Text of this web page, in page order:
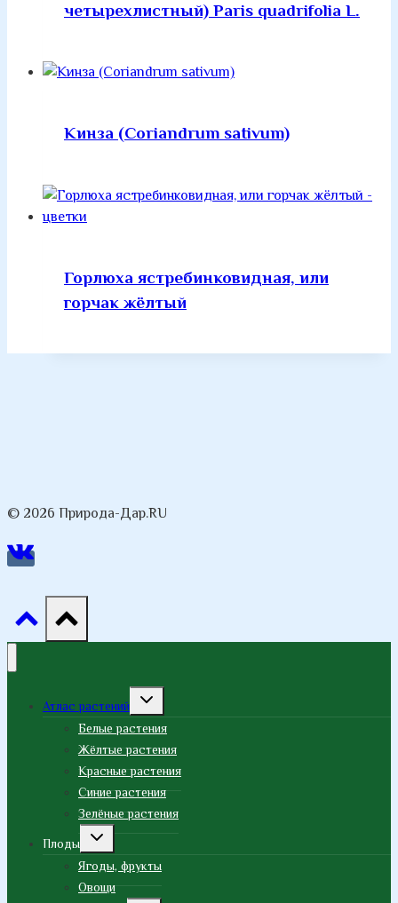
четырехлистный) Paris quadrifolia L.
Кинза (Coriandrum sativum)
Горлюха ястребинковидная, или
горчак жёлтый
© 2026 Природа-Дар.RU
Атлас растений
Переключить
меню
Белые растения
Жёлтые растения
Красные растения
Синие растения
Зелёные растения
Плоды
Переключить
меню
Ягоды, фрукты
Овощи